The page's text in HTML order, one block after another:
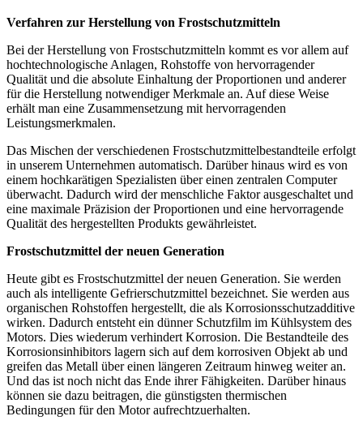
Verfahren zur Herstellung von Frostschutzmitteln
Bei der Herstellung von Frostschutzmitteln kommt es vor allem auf
hochtechnologische Anlagen, Rohstoffe von hervorragender
Qualität und die absolute Einhaltung der Proportionen und anderer
für die Herstellung notwendiger Merkmale an. Auf diese Weise
erhält man eine Zusammensetzung mit hervorragenden
Leistungsmerkmalen.
Das Mischen der verschiedenen Frostschutzmittelbestandteile erfolgt
in unserem Unternehmen automatisch. Darüber hinaus wird es von
einem hochkarätigen Spezialisten über einen zentralen Computer
überwacht. Dadurch wird der menschliche Faktor ausgeschaltet und
eine maximale Präzision der Proportionen und eine hervorragende
Qualität des hergestellten Produkts gewährleistet.
Frostschutzmittel der neuen Generation
Heute gibt es Frostschutzmittel der neuen Generation. Sie werden
auch als intelligente Gefrierschutzmittel bezeichnet. Sie werden aus
organischen Rohstoffen hergestellt, die als Korrosionsschutzadditive
wirken. Dadurch entsteht ein dünner Schutzfilm im Kühlsystem des
Motors. Dies wiederum verhindert Korrosion. Die Bestandteile des
Korrosionsinhibitors lagern sich auf dem korrosiven Objekt ab und
greifen das Metall über einen längeren Zeitraum hinweg weiter an.
Und das ist noch nicht das Ende ihrer Fähigkeiten. Darüber hinaus
können sie dazu beitragen, die günstigsten thermischen
Bedingungen für den Motor aufrechtzuerhalten.